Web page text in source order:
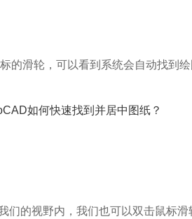
的滑轮，可以看到系统会自动找到绘
的视野内，我们也可以双击鼠标滑